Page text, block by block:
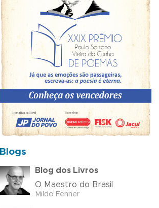
Blogs
Blog dos Livros
O Maestro do Brasil
Mildo Fenner